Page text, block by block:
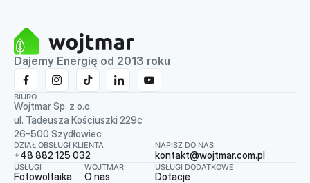
Dajemy Energię od 2013 roku
BIURO
Wojtmar Sp. z o.o.
ul. Tadeusza Kościuszki 229c
26-500 Szydłowiec
DZIAŁ OBSŁUGI KLIENTA
+48 882 125 032
NAPISZ DO NAS
kontakt@wojtmar.com.pl
USŁUGI
Fotowoltaika
WOJTMAR
O nas
USŁUGI DODATKOWE
Dotacje